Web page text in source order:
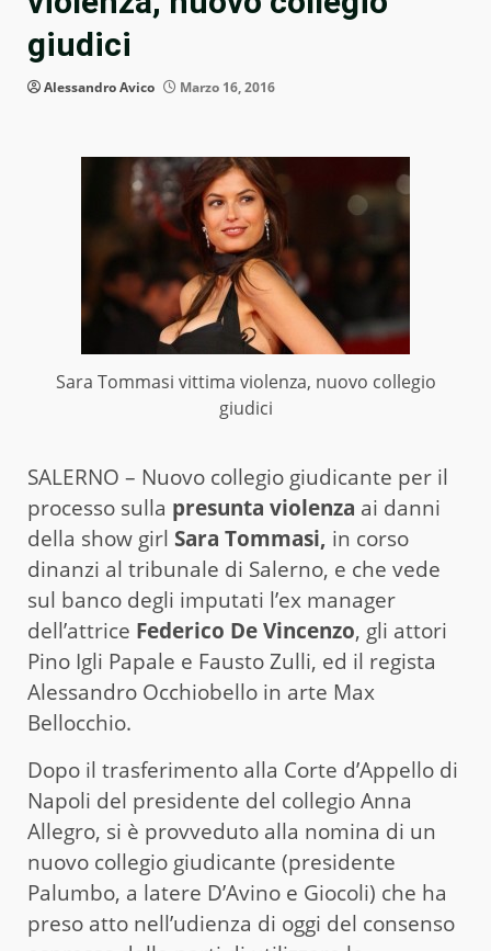
giudici
Alessandro Avico Marzo 16, 2016
Sara Tommasi vittima violenza, nuovo collegio
giudici
SALERNO – Nuovo collegio giudicante per il
processo sulla presunta violenza ai danni
della show girl Sara Tommasi, in corso
dinanzi al tribunale di Salerno, e che vede
sul banco degli imputati l’ex manager
dell’attrice Federico De Vincenzo, gli attori
Pino Igli Papale e Fausto Zulli, ed il regista
Alessandro Occhiobello in arte Max
Bellocchio.
Dopo il trasferimento alla Corte d’Appello di
Napoli del presidente del collegio Anna
Allegro, si è provveduto alla nomina di un
nuovo collegio giudicante (presidente
Palumbo, a latere D’Avino e Giocoli) che ha
preso atto nell’udienza di oggi del consenso